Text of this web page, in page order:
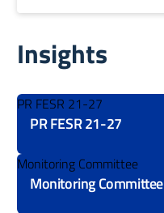
Insights
PR FESR 21-27
PR FESR 21-27
Monitoring Committee
Monitoring Committee